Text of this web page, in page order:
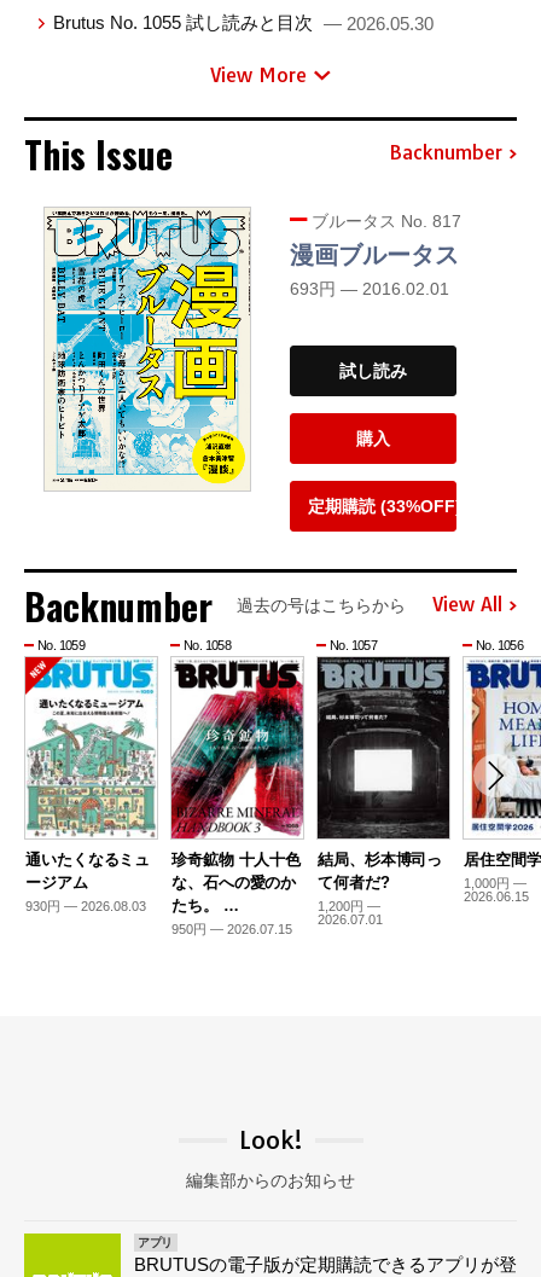
Brutus No. 1055 試し読みと目次 — 2026.05.30
View More
This Issue Backnumber
ブルータス No. 817
漫画ブルータス
693円 — 2016.02.01
試し読み
購入
定期購読 (33%OFF)
Backnumber 過去の号はこちらから View All
No. 1059
通いたくなるミュ
ージアム
930円 — 2026.08.03
No. 1058
珍奇鉱物 十人十色
な、石への愛のか
たち。 …
950円 — 2026.07.15
No. 1057
結局、杉本博司っ
て何者だ?
1,200円 —
2026.07.01
No. 1056
居住空間
1,000円 —
2026.06.15
Look!
編集部からのお知らせ
アプリ
BRUTUSの電子版が定期購読できるアプリが登